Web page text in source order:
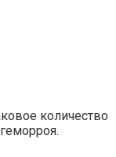
количество